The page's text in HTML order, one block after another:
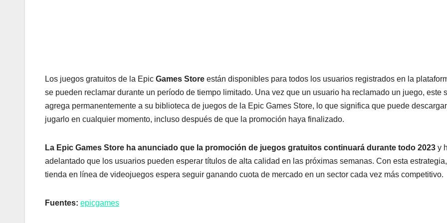
Los juegos gratuitos de la Epic Games Store están disponibles para todos los usuarios registrados en la
se pueden reclamar durante un período de tiempo limitado. Una vez que un usuario ha reclamado un juego, este
agrega permanentemente a su biblioteca de juegos de la Epic Games Store, lo que significa que puede
jugarlo en cualquier momento, incluso después de que la promoción haya finalizado.
La Epic Games Store ha anunciado que la promoción de juegos gratuitos continuará durante todo 2023 y
adelantado que los usuarios pueden esperar títulos de alta calidad en las próximas semanas. Con esta
tienda en línea de videojuegos espera seguir ganando cuota de mercado en un sector cada vez más competitivo.
Fuentes: epicgames